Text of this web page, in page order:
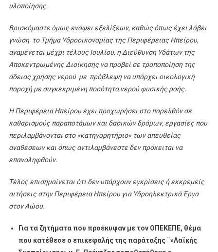
υλοποίησης.
Βρισκόμαστε όμως ενόψει εξελίξεων, καθώς όπως έχει λάβει
γνώση το Τμήμα Υδροοικονομίας της Περιφέρειας Ηπείρου,
αναμένεται μέχρι τέλους Ιουλίου, η Διεύθυνση Υδάτων της
Αποκεντρωμένης Διοίκησης να προβεί σε τροποποίηση της
άδειας χρήσης νερού με πρόβλεψη να υπάρχει οικολογική
παροχή με συγκεκριμένη ποσότητα νερού φυσικής ροής.
Η Περιφέρεια Ηπείρου έχει προχωρήσει στο παρελθόν σε
καθαρισμούς παραποτάμων και δασικών δρόμων, εργασίες που
περιλαμβάνονται στο «κατηγορητήριο» των απευθείας
αναθέσεων και όπως αντιλαμβάνεστε δεν πρόκειται να
επαναληφθούν.
Τέλος επισημαίνεται ότι δεν υπάρχουν εγκρίσεις ή εκκρεμείς
αιτήσεις στην Περιφέρεια Ηπείρου για Υδροηλεκτρικά Έργα
στον Αώου.
Για τα ζητήματα που προέκυψαν με τον ΟΠΕΚΕΠΕ, θέμα
που κατέθεσε ο επικεφαλής της παράταξης ¨»Λαϊκής